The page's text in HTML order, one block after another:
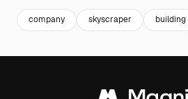
company skyscraper building